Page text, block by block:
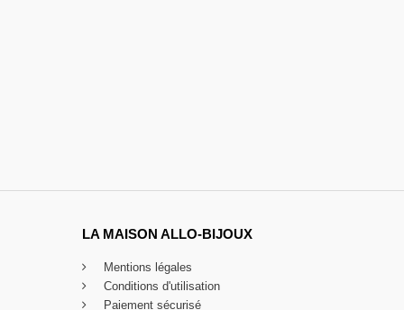
LA MAISON ALLO-BIJOUX
Mentions légales
Conditions d'utilisation
Paiement sécurisé